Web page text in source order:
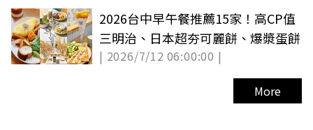
2026台中早午餐推薦15家！高CP值
三明治、日本超夯可麗餅、爆漿蛋餅
| 2026/7/12 06:00:00 |
More